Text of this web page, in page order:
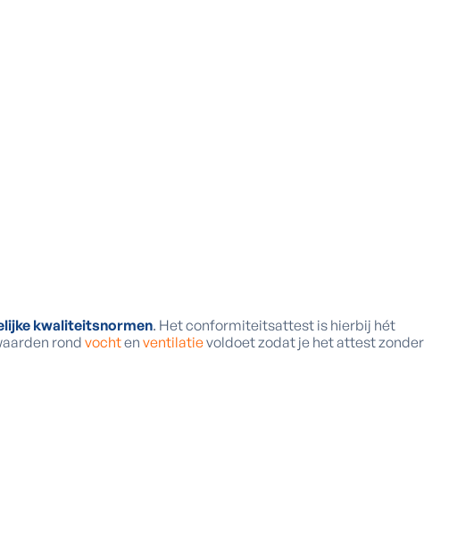
kwaliteitsnormen. Het conformiteitsattest is hierbij hét
rondvochten ventilatievoldoet zodat je het attest zonder